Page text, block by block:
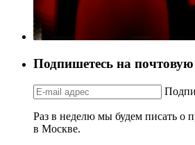
Подпишетесь на
Раз в неделю мы будем писать о
в Москве.